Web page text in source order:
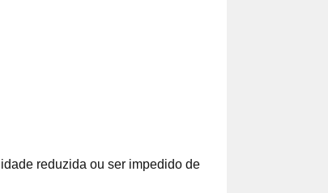
reduzida ou ser impedido de